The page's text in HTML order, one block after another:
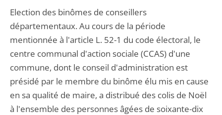
Election des binômes de conseillers
départementaux. Au cours de la période
mentionnée à l'article L. 52-1 du code électoral, le
centre communal d'action sociale (CCAS) d'une
commune, dont le conseil d'administration est
présidé par le membre du binôme élu mis en cause
en sa qualité de maire, a distribué des colis de Noël
à l'ensemble des personnes âgées de soixante-dix